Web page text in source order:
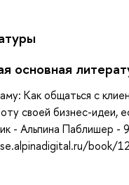
основная
Как общаться с
своей бизнес-идеи,
- Альпина Паблишер -
book/